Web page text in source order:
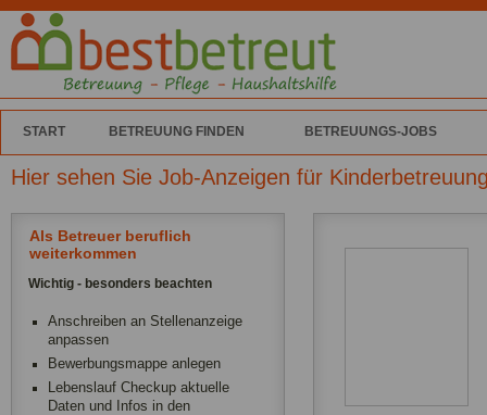
START BETREUUNG FINDEN BETREUUNGS-JOBS
Hier sehen Sie Job-Anzeigen für
Als Betreuer beruflich
weiterkommen
Wichtig - besonders beachten
Anschreiben an Stellenanzeige
anpassen
Bewerbungsmappe anlegen
Lebenslauf Checkup aktuelle
Daten und Infos in den